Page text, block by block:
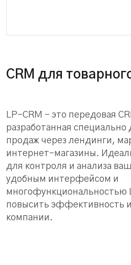
CRM для
LP-CRM – это передовая
разработанная
продаж через лендинги,
интернет-магазины.
для контроля и анализа
удобным интерфейсом и
многофункциональностью
повысить эффективность
компании.